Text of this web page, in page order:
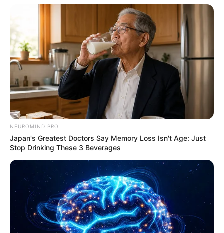
NEUROMIND PRO
Japan's Greatest Doctors Say Memory Loss Isn't Age: Just
Stop Drinking These 3 Beverages